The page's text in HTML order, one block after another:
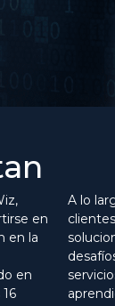
en
en la
en
A lo